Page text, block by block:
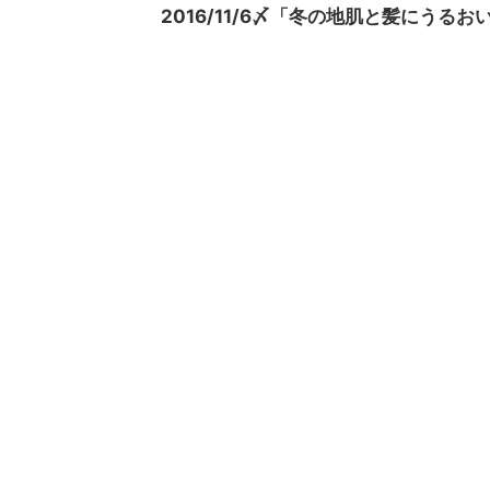
2016/11/6〆「冬の地肌と髪にうる